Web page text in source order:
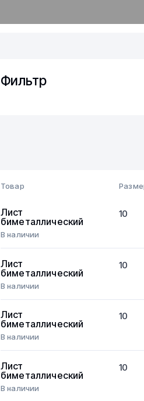
Фильтр
Товар
Лист
биметаллический
В наличии
10
Лист
биметаллический
В наличии
10
Лист
биметаллический
В наличии
10
Лист
биметаллический
В наличии
10